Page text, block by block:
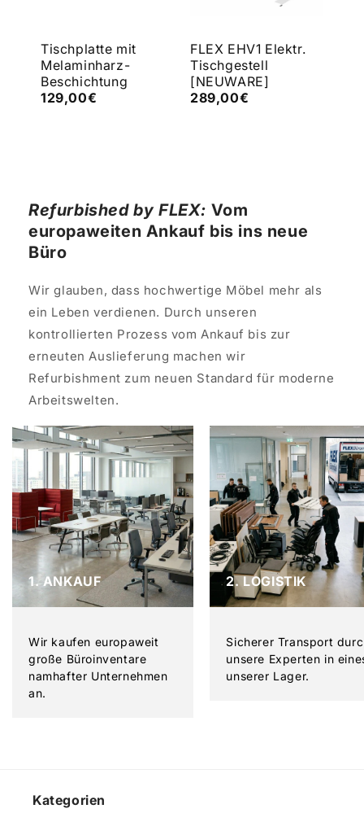
Tischplatte mit
Melaminharz-
Beschichtung
129,00€
FLEX EHV1 Elektr.
Tischgestell
[NEUWARE]
289,00€
Refurbished by FLEX: Vom
europaweiten Ankauf bis ins neue
Büro
Wir glauben, dass hochwertige Möbel mehr als
ein Leben verdienen. Durch unseren
kontrollierten Prozess vom Ankauf bis zur
erneuten Auslieferung machen wir
Refurbishment zum neuen Standard für moderne
Arbeitswelten.
1. ANKAUF
Wir kaufen europaweit
große Büroinventare
namhafter Unternehmen
an.
2. LOGISTIK
Sicherer Transport
unsere Experten in
unserer Lager.
Kategorien